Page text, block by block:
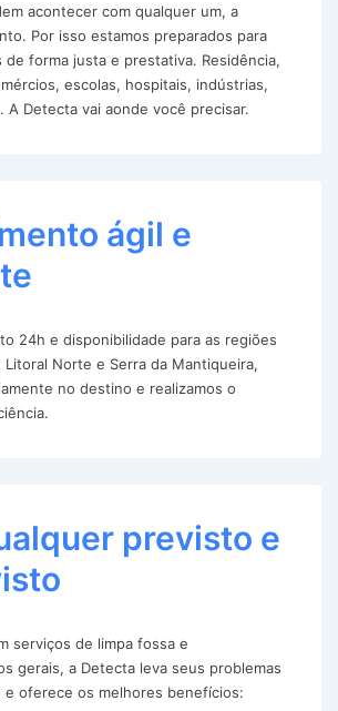
acontecer com qualquer um, a
Por isso estamos preparados para
forma justa e prestativa. Residência,
escolas, hospitais, indústrias,
A Detecta vai aonde você precisar.
ágil e
24h e disponibilidade para as regiões
Litoral Norte e Serra da Mantiqueira,
no destino e realizamos o
previsto e
serviços de limpa fossa e
gerais, a Detecta leva seus problemas
e oferece os melhores benefícios: